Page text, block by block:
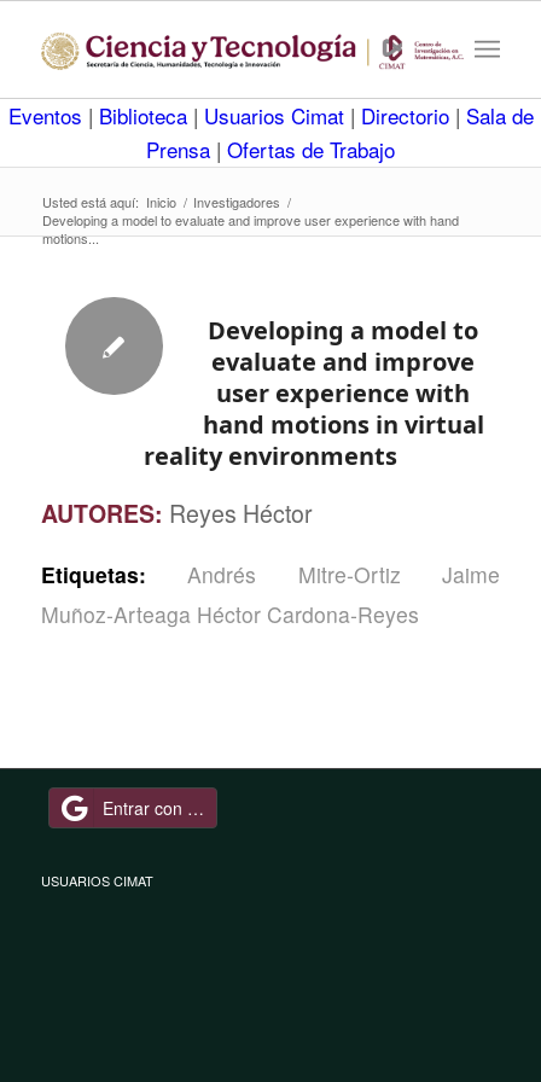
Eventos | Biblioteca | Usuarios Cimat | Directorio | Sala de
Prensa | Ofertas de Trabajo
Usted está aquí: Inicio / Investigadores /
Developing a model to evaluate and improve user experience with hand
motions...
Developing a model to
evaluate and improve
user experience with
hand motions in virtual
reality environments
AUTORES: Reyes Héctor
Etiquetas:
Andrés Mitre‑Ortiz Jaime
Muñoz‑Arteaga Héctor Cardona‑Reyes
Entrar con Google
USUARIOS CIMAT